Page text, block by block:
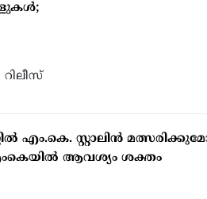
എം.കെ. സ്റ്റാലിൻ
ആവശ്യം ശക്തം